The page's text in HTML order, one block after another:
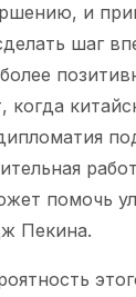
и
шаг
помочь
Пекина.